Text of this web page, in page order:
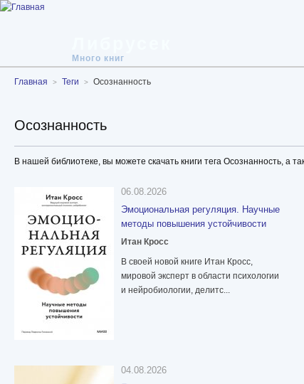
Много книг
Главная Теги Осознанность
Осознанность
В нашей библиотеке, вы можете скачать книги тега Осознанность, а
06.08.2026
Эмоциональная регуляция. Научные
методы повышения устойчивости
Итан Кросс
В своей новой книге Итан Кросс,
мировой эксперт в области психологии
и нейробиологии, делитс...
04.08.2026